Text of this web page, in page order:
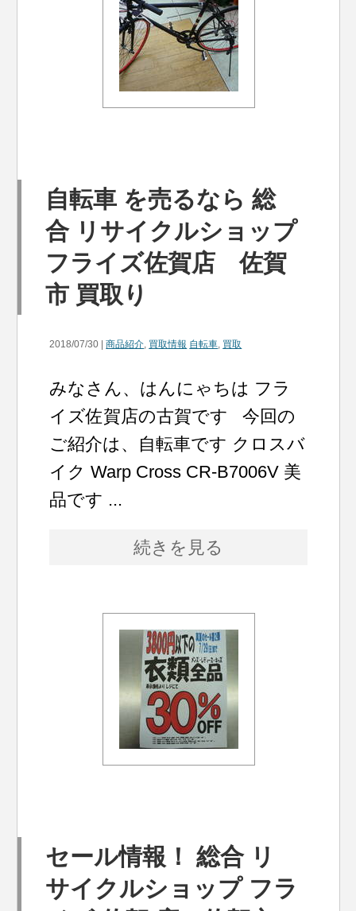
自転車 を売るなら 総
合 リサイクルショップ
フライズ佐賀店 佐賀
市 買取り
2018/07/30 |商品紹介, 買取情報 自転車, 買取
みなさん、はんにゃちは フラ
イズ佐賀店の古賀です 今回の
ご紹介は、自転車です クロスバ
イク Warp Cross CR-B7006V 美
品です ...
続きを見る
セール情報！ 総合 リ
サイクルショップ フラ